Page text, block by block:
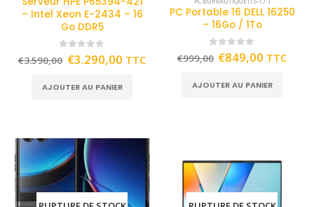
– Intel Xeon E-2434 – 16
Go DDR5
out of 5
€3.590,00 €3.290,00 TTC
AJOUTER AU PANIER
PC Portable 16 DELL 16250
– 16Go / 1To
out of 5
€999,00 €849,00 TTC
AJOUTER AU PANIER